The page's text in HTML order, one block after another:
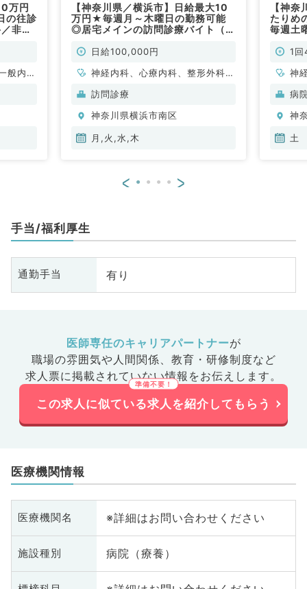
万円
の往診
非常
般内
【神奈川県／横浜市】日給最大10
万円★毎週月～木曜日の勤務可能
◎居宅メインの訪問診療バイト（内
日給100,000円
神経内科、心療内科、整形外科、
形成外科、美容外科、脳神経外
小児外科、泌尿器科、一般内科、
循環器内科、呼吸器内科、消化器
外科、消化器外科、乳腺外科、膠
訪問診療
神奈川県横浜市南区
月,火,水,木
【神
たりめ
毎週土
1
神
循
科
病
神
土
< >
手当/福利厚生
通勤手当 有り
医師専任のキャリアパートナーが
職場の雰囲気や人間関係、 教育・研修制度など
求人票に掲載されていない情報をお伝えします。
この求人に似ている求人を紹介してもらう
医療機関情報
医療機関名 ※詳細はお問い合わせください
施設種別 病院（療養）